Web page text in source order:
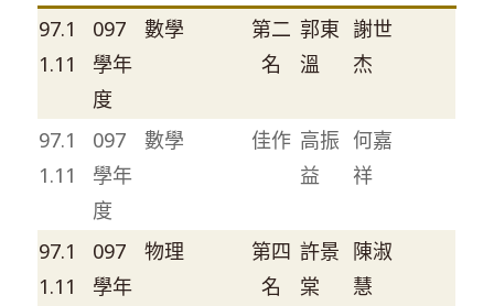
97.1
1.11
097
學年
度
數學
第二
名
郭東
溫
謝世
杰
97.1
1.11
097
學年
度
數學 佳作 高振
益
何嘉
祥
97.1
1.11
097
學年
物理
第四
名
許景
棠
陳淑
慧